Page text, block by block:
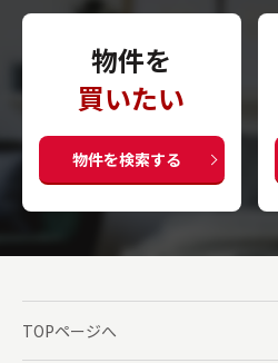
物件を
買いたい
物件を検索する
TOPページへ